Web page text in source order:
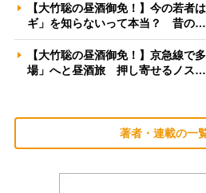
【大竹聡の昼酒御免！】今の若者
ギ」を知らないって本当？ 昔の…
【大竹聡の昼酒御免！】京急線で
場」へと昼酒旅 押し寄せるノス…
著者・連載の一